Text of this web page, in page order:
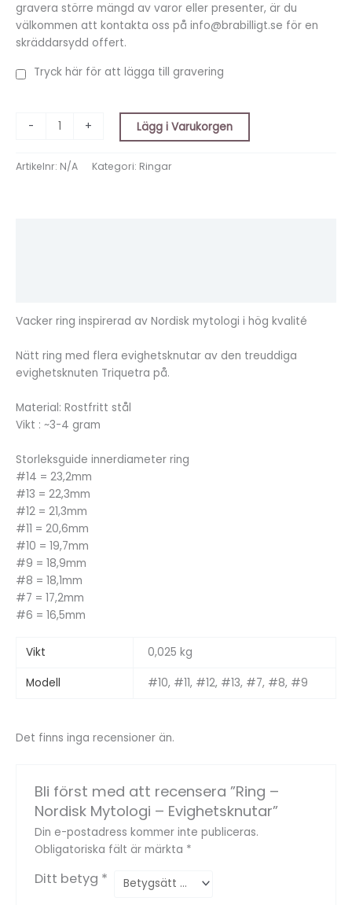
gravera större mängd av varor eller presenter, är du
välkommen att kontakta oss på info@brabilligt.se för en
skräddarsydd offert.
Tryck här för att lägga till gravering
- + Lägg i Varukorgen
Artikelnr: N/A Kategori: Ringar
Vacker ring inspirerad av Nordisk mytologi i hög kvalité
Nätt ring med flera evighetsknutar av den treuddiga
evighetsknuten Triquetra på.
Material: Rostfritt stål
Vikt : ~3-4 gram
Storleksguide innerdiameter ring
#14 = 23,2mm
#13 = 22,3mm
#12 = 21,3mm
#11 = 20,6mm
#10 = 19,7mm
#9 = 18,9mm
#8 = 18,1mm
#7 = 17,2mm
#6 = 16,5mm
Vikt 0,025 kg
Modell #10, #11, #12, #13, #7, #8, #9
Det finns inga recensioner än.
Bli först med att recensera ”Ring –
Nordisk Mytologi – Evighetsknutar”
Din e-postadress kommer inte publiceras.
Obligatoriska fält är märkta *
Ditt betyg *